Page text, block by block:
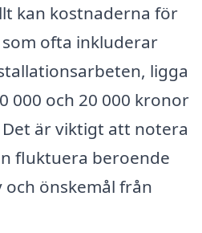
kan kostnaderna för
ofta inkluderar
ligga
000 och 20 000 kronor
är viktigt att notera
fluktuera beroende
och önskemål från